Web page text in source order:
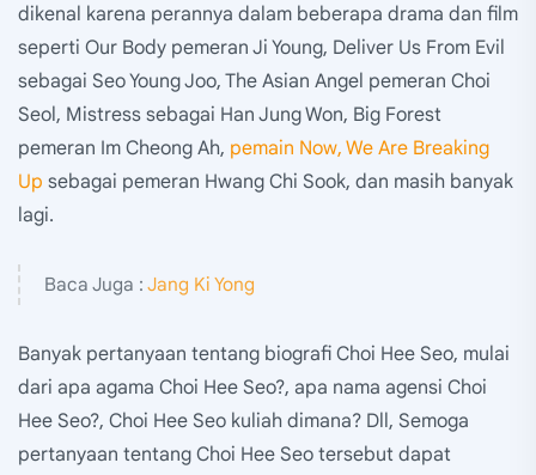
dikenal karena perannya dalam beberapa drama dan film
seperti Our Body pemeran Ji Young, Deliver Us From Evil
sebagai Seo Young Joo, The Asian Angel pemeran Choi
Seol, Mistress sebagai Han Jung Won, Big Forest
pemeran Im Cheong Ah, pemain Now, We Are Breaking
Up sebagai pemeran Hwang Chi Sook, dan masih banyak
lagi.
Baca Juga : Jang Ki Yong
Banyak pertanyaan tentang biografi Choi Hee Seo, mulai
dari apa agama Choi Hee Seo?, apa nama agensi Choi
Hee Seo?, Choi Hee Seo kuliah dimana? Dll, Semoga
pertanyaan tentang Choi Hee Seo tersebut dapat